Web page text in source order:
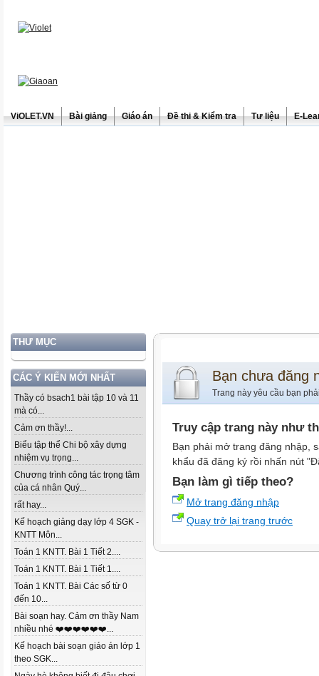
ViOLET.VN Bài giảng Giáo án Đề thi & Kiểm tra Tư liệu E-
THƯ MỤC
CÁC Ý KIẾN MỚI NHẤT
Thầy có bsach1 bài tập 10 và 11
mà có...
Cảm ơn thầy!...
Biểu tập thể Chi bộ xây dựng
nhiệm vụ trọng...
Chương trình công tác trọng tâm
của cá nhân Quý...
rất hay...
Kế hoạch giảng dạy lớp 4 SGK -
KNTT Môn...
Toán 1 KNTT. Bài 1 Tiết 2....
Toán 1 KNTT. Bài 1 Tiết 1....
Toán 1 KNTT. Bài Các số từ 0
đến 10...
Bài soạn hay. Cảm ơn thầy Nam
nhiều nhé ❤️❤️❤️❤️❤️❤️...
Kế hoạch bài soạn giáo án lớp 1
theo SGK...
Bạn chưa đăng
Trang này yêu cầu bạn
Truy cập trang này như
Bạn phải mở trang đăng nhập,
khẩu đã đăng ký rồi nhấn nút
Bạn làm gì tiếp theo?
Mở trang đăng nhập
Quay trở lại trang trước